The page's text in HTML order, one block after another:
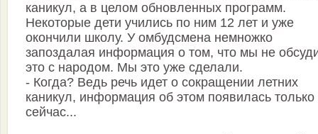
каникул, а в целом обновленных программ.
Некоторые дети учились по ним 12 лет и уже
окончили школу. У омбудс­мена немножко
запоздалая информация о том, что мы не
это с народом. Мы это уже сделали.
- Когда? Ведь речь идет о сокращении летних
каникул, информация об этом появилась только
сейчас...